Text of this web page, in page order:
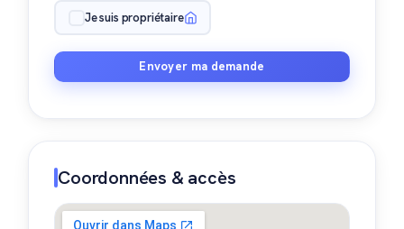
Je suis propriétaire
Envoyer ma demande
Coordonnées & accès